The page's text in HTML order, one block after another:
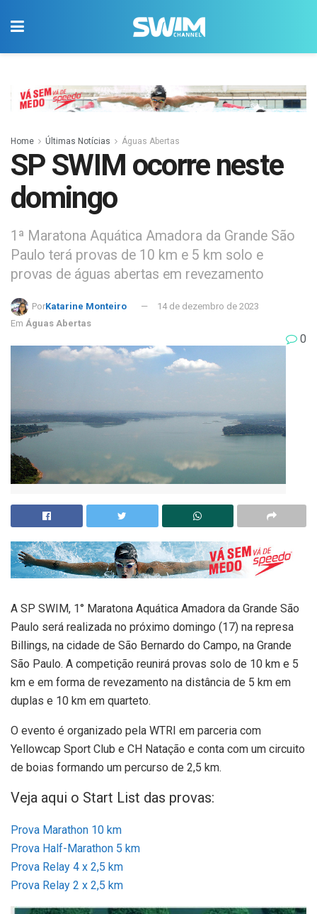
Home Últimas Notícias Águas Abertas
SP SWIM ocorre neste
domingo
1ª Maratona Aquática Amadora da Grande São
Paulo terá provas de 10 km e 5 km solo e
provas de águas abertas em revezamento
PorKatarine Monteiro
14 de dezembro de 2023
Em Águas Abertas
0
A SP SWIM, 1° Maratona Aquática Amadora da Grande São
Paulo será realizada no próximo domingo (17) na represa
Billings, na cidade de São Bernardo do Campo, na Grande
São Paulo. A competição reunirá provas solo de 10 km e 5
km e em forma de revezamento na distância de 5 km em
duplas e 10 km em quarteto.
O evento é organizado pela WTRI em parceria com
Yellowcap Sport Club e CH Natação e conta com um circuito
de boias formando um percurso de 2,5 km.
Veja aqui o Start List das provas:
Prova Marathon 10 km
Prova Half-Marathon 5 km
Prova Relay 4 x 2,5 km
Prova Relay 2 x 2,5 km